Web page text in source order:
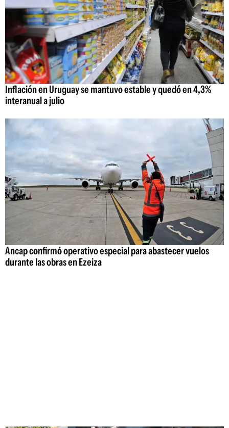
Inflación en Uruguay se mantuvo estable y quedó en 4,3%
interanual a julio
Ancap confirmó operativo especial para abastecer vuelos
durante las obras en Ezeiza